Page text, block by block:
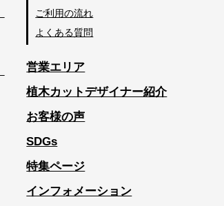
ご利用の流れ
よくある質問
営業エリア
植木カットデザイナー紹介
お客様の声
SDGs
特集ページ
インフォメーション